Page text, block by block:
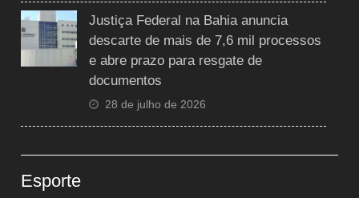
Justiça Federal na Bahia anuncia
descarte de mais de 7,6 mil processos
e abre prazo para resgate de
documentos
28 de julho de 2026
Esporte